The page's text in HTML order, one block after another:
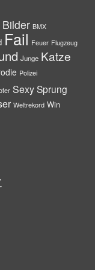
Bilder BMX
Fail Feuer Flugzeug
Junge Katze
Polizei
SexySprung
Weltrekord Win